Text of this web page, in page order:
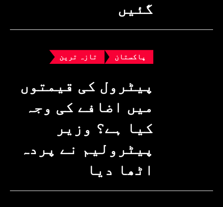
گئیں
پاکستان تازہ ترین
پیٹرول کی قیمتوں
میں اضافے کی وجہ
کیا ہے؟ وزیرِ
پیٹرولیم نے پردہ
اٹھا دیا